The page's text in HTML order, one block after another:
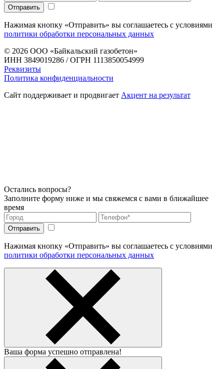
Нажимая кнопку «Отправить» вы соглашаетесь с условиями
политики обработки персональных данных
© 2026 ООО «Байкальский газобетон»
ИНН 3849019286 / ОГРН 1113850054999
Реквизиты
Политика конфиденциальности
Сайт поддерживает и продвигает Акцент на результат
Остались вопросы?
Заполните форму ниже и мы свяжемся с вами в ближайшее
время
Нажимая кнопку «Отправить» вы соглашаетесь с условиями
политики обработки персональных данных
Ваша форма успешно отправлена!